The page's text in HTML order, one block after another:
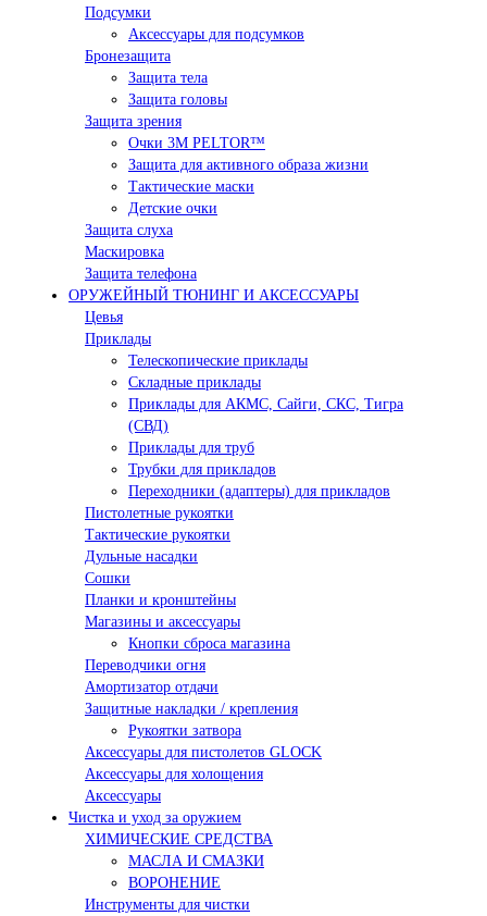
Подсумки
Аксессуары для подсумков
Бронезащита
Защита тела
Защита головы
Защита зрения
Очки 3М PELTOR™
Защита для активного образа жизни
Тактические маски
Детские очки
Защита слуха
Маскировка
Защита телефона
ОРУЖЕЙНЫЙ ТЮНИНГ И АКСЕССУАРЫ
Цевья
Приклады
Телескопические приклады
Складные приклады
Приклады для АКМС, Сайги, СКС, Тигра
(СВД)
Приклады для труб
Трубки для прикладов
Переходники (адаптеры) для прикладов
Пистолетные рукоятки
Тактические рукоятки
Дульные насадки
Сошки
Планки и кронштейны
Магазины и аксессуары
Кнопки сброса магазина
Переводчики огня
Амортизатор отдачи
Защитные накладки / крепления
Рукоятки затвора
Аксессуары для пистолетов GLOCK
Аксессуары для холощения
Аксессуары
Чистка и уход за оружием
ХИМИЧЕСКИЕ СРЕДСТВА
МАСЛА И СМАЗКИ
ВОРОНЕНИЕ
Инструменты для чистки